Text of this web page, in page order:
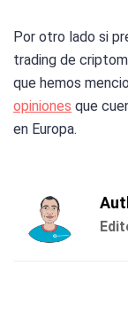
Por otro lado si
trading de
que hemos
opiniones que
en Europa.